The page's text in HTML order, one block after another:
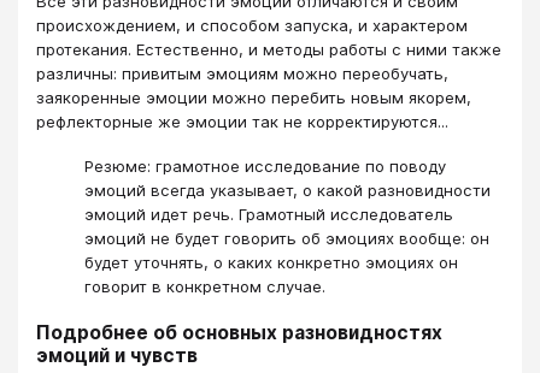
происхождением, и способом запуска, и характером
протекания. Естественно, и методы работы с ними также
различны: привитым эмоциям можно переобучать,
заякоренные эмоции можно перебить новым якорем,
рефлекторные же эмоции так не корректируются...
Резюме: грамотное исследование по поводу
эмоций всегда указывает, о какой разновидности
эмоций идет речь. Грамотный исследователь
эмоций не будет говорить об эмоциях вообще: он
будет уточнять, о каких конкретно эмоциях он
говорит в конкретном случае.
Подробнее об основных разновидностях
эмоций и чувств